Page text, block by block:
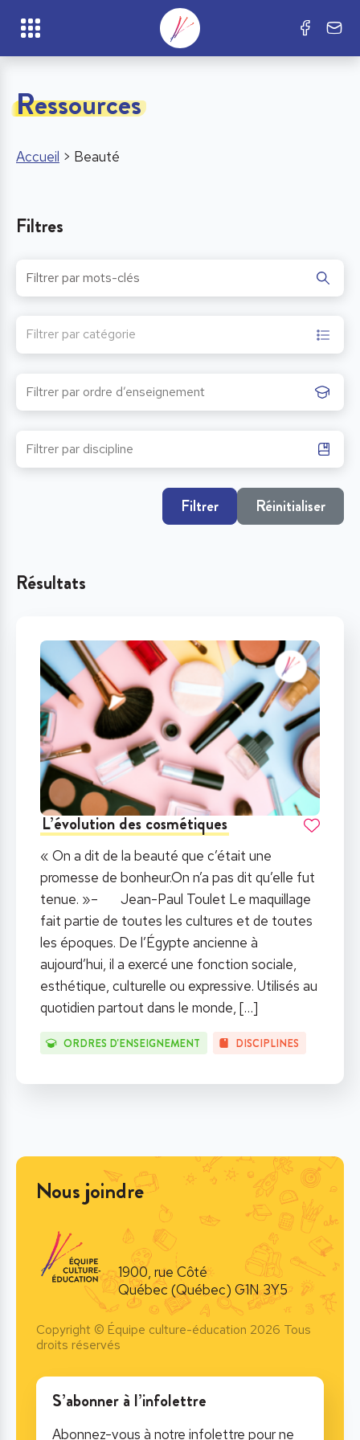
Ressources
Accueil > Beauté
Filtres
Filtrer par catégorie
Filtrer Réinitialiser
Résultats
L’évolution des cosmétiques
« On a dit de la beauté que c’était une
promesse de bonheur.On n’a pas dit qu’elle fut
tenue. »– Jean-Paul Toulet Le maquillage
fait partie de toutes les cultures et de toutes
les époques. De l’Égypte ancienne à
aujourd’hui, il a exercé une fonction sociale,
esthétique, culturelle ou expressive. Utilisés au
quotidien partout dans le monde, […]
ORDRES D'ENSEIGNEMENT DISCIPLINES
Nous joindre
1900, rue Côté
Québec (Québec) G1N 3Y5
Copyright © Équipe culture-éducation 2026 Tous
droits réservés
S’abonner à l’infolettre
Abonnez-vous à notre infolettre pour ne